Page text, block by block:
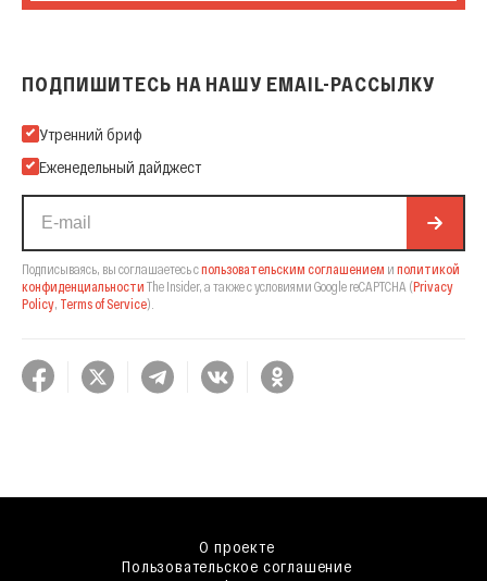
ПОДПИШИТЕСЬ НА НАШУ EMAIL-РАССЫЛКУ
Подпишитесь на нашу Email-рассылку
Утренний бриф
Еженедельный дайджест
Подписываясь, вы соглашаетесь спользовательским соглашением и политикой
конфиденциальности The Insider, а также с условиями Google reCAPTCHA (Privacy
Policy Terms of Service).
О проекте
Пользовательское соглашение